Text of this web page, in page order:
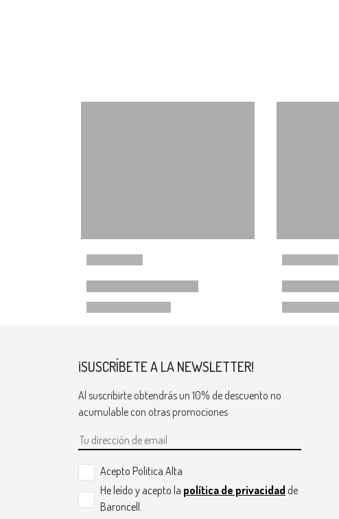
¡SUSCRÍBETE A LA NEWSLETTER!
Al suscribirte obtendrás un 10% de descuento no
acumulable con otras promociones
Acepto Politica Alta
He leído y acepto la política de privacidad de
Baroncell.